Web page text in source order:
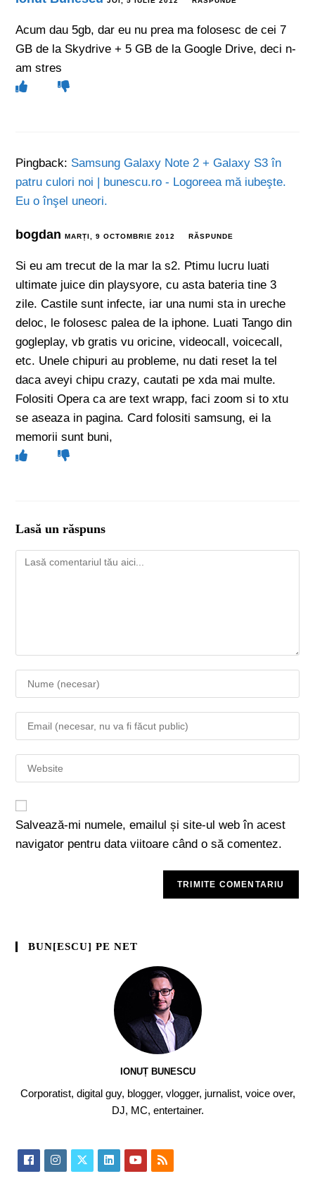
Acum dau 5gb, dar eu nu prea ma folosesc de cei 7
GB de la Skydrive + 5 GB de la Google Drive, deci n-
am stres
Pingback: Samsung Galaxy Note 2 + Galaxy S3 în
patru culori noi | bunescu.ro - Logoreea mă iubeşte.
Eu o înşel uneori.
bogdanMARȚI, 9 OCTOMBRIE 2012 RĂSPUNDE
Si eu am trecut de la mar la s2. Ptimu lucru luati
ultimate juice din playsyore, cu asta bateria tine 3
zile. Castile sunt infecte, iar una numi sta in ureche
deloc, le folosesc palea de la iphone. Luati Tango din
gogleplay, vb gratis vu oricine, videocall, voicecall,
etc. Unele chipuri au probleme, nu dati reset la tel
daca aveyi chipu crazy, cautati pe xda mai multe.
Folositi Opera ca are text wrapp, faci zoom si to xtu
se aseaza in pagina. Card folositi samsung, ei la
memorii sunt buni,
Lasă un răspuns
Salvează-mi numele, emailul și site-ul web în acest
navigator pentru data viitoare când o să comentez.
BUN[ESCU] PE NET
IONUȚ BUNESCU
Corporatist, digital guy, blogger, vlogger, jurnalist, voice over,
DJ, MC, entertainer.